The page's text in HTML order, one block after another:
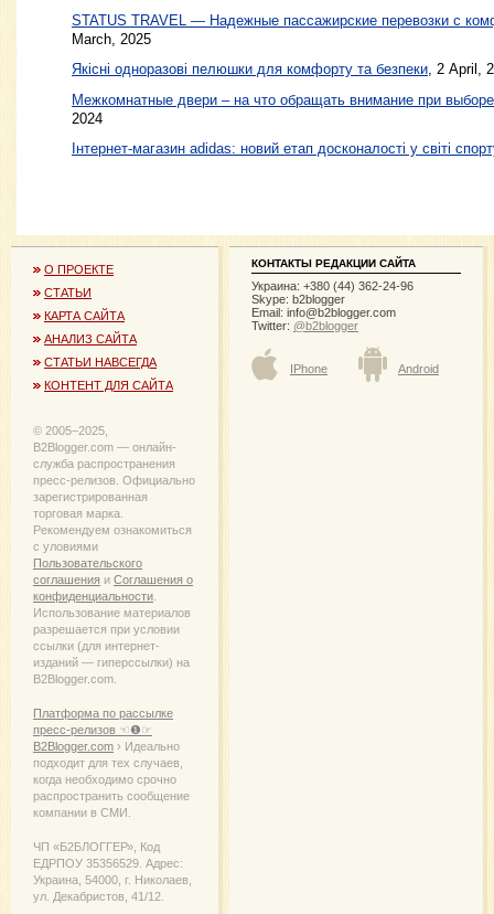
STATUS TRAVEL — Надежные пассажирские перевозки с
March, 2025
Якісні одноразові пелюшки для комфорту та безпеки, 2 April,
Межкомнатные двери – на что обращать внимание при
2024
Інтернет-магазин adidas: новий етап досконалості у світі
О ПРОЕКТЕ
СТАТЬИ
КАРТА САЙТА
АНАЛИЗ САЙТА
СТАТЬИ НАВСЕГДА
КОНТЕНТ ДЛЯ САЙТА
© 2005−2025,
B2Blogger.com — онлайн-
служба распространения
пресс-релизов. Официально
зарегистрированная
торговая марка.
Рекомендуем ознакомиться
с уловиями
Пользовательского
соглашения и Соглашения о
конфиденциальности
Использование материалов
разрешается при условии
ссылки (для интернет-
изданий — гиперссылки) на
B2Blogger.com.
Платформа по рассылке
пресс-релизов ☜❶☞
B2Blogger.com › Идеально
подходит для тех случаев,
когда необходимо срочно
распространить сообщение
компании в СМИ.
ЧП «Б2БЛОГГЕР», Код
ЕДРПОУ 35356529. Адрес:
Украина, 54000, г. Николаев,
ул. Декабристов, 41/12.
КОНТАКТЫ РЕДАКЦИИ САЙТА
Украина: +380 (44) 362-24-96
Skype: b2blogger
Email: info@b2blogger.com
Twitter: @b2blogger
IPhone Android